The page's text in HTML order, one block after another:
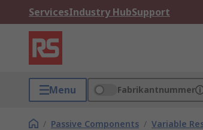
ServicesIndustry HubSupport
Menu Fabrikantnummer
/ Passive Components / Variable